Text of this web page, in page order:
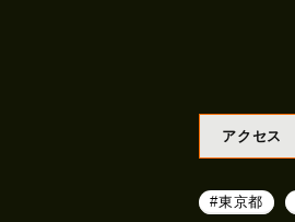
アクセス
#東京都